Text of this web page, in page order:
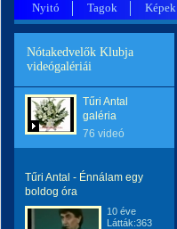
Nyitó Tagok Képek
Nótakedvelők Klubja
videógalériái
Tűri Antal
galéria
76 videó
Tűri Antal - Énnálam egy
boldog óra
10 éve
Látták:363